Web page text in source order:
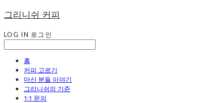
그리니쉬 커피
LOG IN 로그인
홈
커피 고르기
마신 분들 이야기
그리니쉬의 기준
1:1 문의